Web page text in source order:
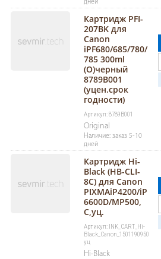
дней
Картридж PFI-
207BK для
Canon
iPF680/685/780/
785 300ml
(О)черный
8789B001
(уцен.срок
годности)
Артикул: 8789B001
Original
Наличие: заказ 5-10
дней
Картридж Hi-
Black (HB-CLI-
8C) для Canon
PIXMAiP4200/iP
6600D/MP500,
C,уц.
Артикул: INK_CART_Hi-
Black_Canon_1501190950
уц
Hi-Black